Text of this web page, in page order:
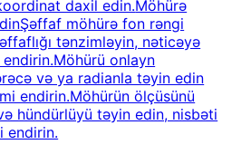
daxil edin.Möhürə
Şəffaf möhürə fon rəngi
tənzimləyin, nəticəyə
endirin.Möhürü onlayn
və ya radianla təyin edin
endirin.Möhürün ölçüsünü
hündürlüyü təyin edin, nisbəti
endirin.